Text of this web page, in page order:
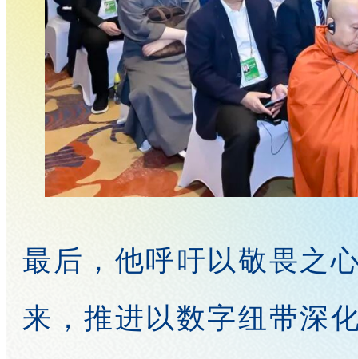
最后，他呼吁以敬畏之
来，推进以数字纽带深